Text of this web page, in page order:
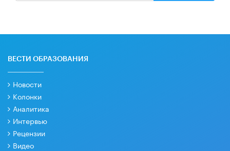
ВЕСТИ ОБРАЗОВАНИЯ
Новости
Колонки
Аналитика
Интервью
Рецензии
Видео